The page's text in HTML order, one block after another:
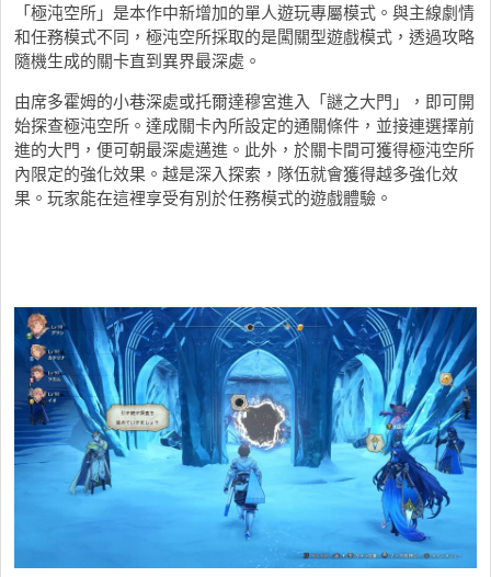
「極沌空所」是本作中新增加的單人遊玩專屬模式。與主線劇情
和任務模式不同，極沌空所採取的是闖關型遊戲模式，透過攻略
隨機生成的關卡直到異界最深處。
由席多霍姆的小巷深處或托爾達穆宮進入「謎之大門」，即可開
始探查極沌空所。達成關卡內所設定的通關條件，並接連選擇前
進的大門，便可朝最深處邁進。此外，於關卡間可獲得極沌空所
內限定的強化效果。越是深入探索，隊伍就會獲得越多強化效
果。玩家能在這裡享受有別於任務模式的遊戲體驗。